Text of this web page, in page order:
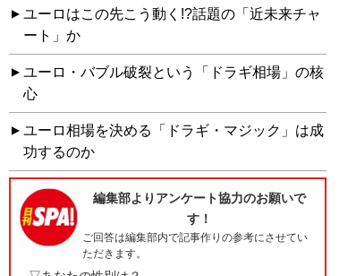
ユーロはこの先こう動く!?話題の「近未来チャ
ート」か
ユーロ・バブル破裂という「ドラギ相場」の核
心
ユーロ相場を決める「ドラギ・マジック」は成
功するのか